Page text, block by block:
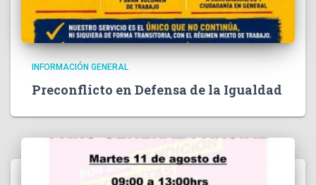
INFORMACIÓN GENERAL
Preconflicto en Defensa de la Igualdad